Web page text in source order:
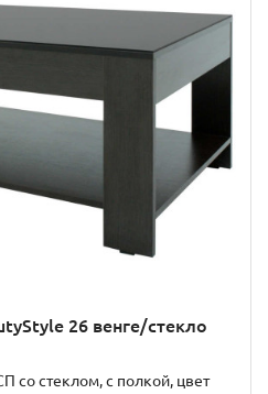
26 венге/стекло
со стеклом, с полкой, цвет